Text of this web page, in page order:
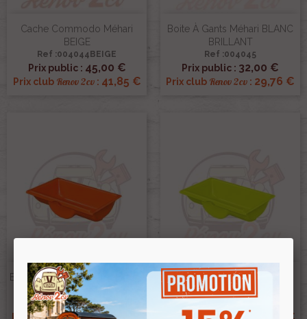
Cache Commodo Méhari
BEIGE
Ref :004044BEIGE
Prix public : 45,00 €
Prix club Renov 2cv: 41,85 €
Boite À Gants Méhari BLANC
BRILLANT
Ref :004045
Prix public : 32,00 €
Prix club Renov 2cv : 29,76 €
Boite À Gants Méhari ORANGE
Ref :004045ORANGE
Prix public :48,00 €
Prix club :
Boite À Gants Méhari JAUNE
Ref :004045JAUNE
Prix club